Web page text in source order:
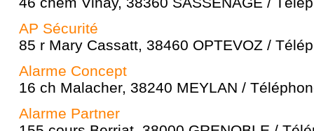
AP Sécurité
85 r Mary Cassatt, 38460 OPTEVOZ /
Alarme Concept
16 ch Malacher, 38240 MEYLAN /
Alarme Partner